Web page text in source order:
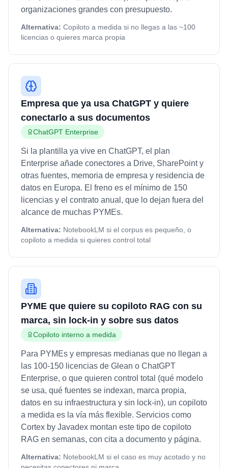
organizaciones grandes con presupuesto.
Alternativa: Copiloto a medida si no llegas a las ~100
licencias o quieres marca propia
Empresa que ya usa ChatGPT y quiere
conectarlo a sus documentos
ChatGPT Enterprise
Si la plantilla ya vive en ChatGPT, el plan
Enterprise añade conectores a Drive, SharePoint y
otras fuentes, memoria de empresa y residencia de
datos en Europa. El freno es el mínimo de 150
licencias y el contrato anual, que lo dejan fuera del
alcance de muchas PYMEs.
Alternativa: NotebookLM si el corpus es pequeño, o
copiloto a medida si quieres control total
PYME que quiere su copiloto RAG con su
marca, sin lock-in y sobre sus datos
Copiloto interno a medida
Para PYMEs y empresas medianas que no llegan a
las 100-150 licencias de Glean o ChatGPT
Enterprise, o que quieren control total (qué modelo
se usa, qué fuentes se indexan, marca propia,
datos en su infraestructura y sin lock-in), un copiloto
a medida es la vía más flexible. Servicios como
Cortex by Javadex montan este tipo de copiloto
RAG en semanas, con cita a documento y página.
Alternativa: NotebookLM si el caso es muy acotado y no